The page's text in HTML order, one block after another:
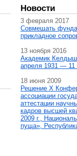
Новости
3 февраля 2017
Совмещать
прикладное
13 ноября 2016
Академик
апреля 1931 — 11
18 июня 2009
Решение X
ассоциации
аттестации
кадров высшей
2009 г.,
пуща»,